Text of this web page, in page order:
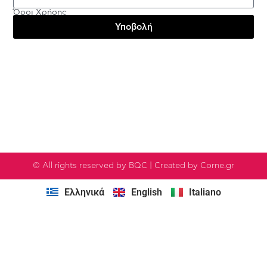
Όροι Χρήσης
Υποβολή
© All rights reserved by BQC | Created by Corne.gr
Ελληνικά English Italiano